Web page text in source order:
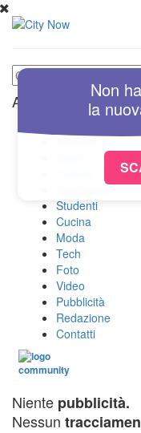
Altre Sezioni
Attualità
Spettacolo
Studenti
Cucina
Moda
Tech
Foto
Video
Pubblicità
Redazione
Contatti
Niente pubblicità.
Nessun
Non
la